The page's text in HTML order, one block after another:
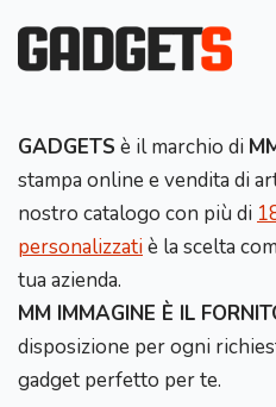
GADGETS è il marchio di
stampa online e vendita di
nostro catalogo con più di
personalizzatiè la scelta
tua azienda.
MM IMMAGINE È IL
disposizione per ogni
gadget perfetto per te.